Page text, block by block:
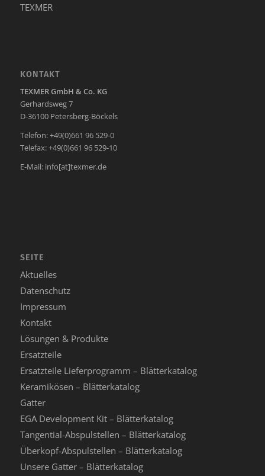
TEXMER
KONTAKT
TEXMER GmbH & Co. KG
Gerhardsweg 7
D-36100 Petersberg-Böckels
Telefon: +49(0)661 96 529-0
Telefax: +49(0)661 96 529-10
E-Mail: info[at]texmer.de
SEITE
Aktuelles
Datenschutz
Impressum
Kontakt
Lösungen & Produkte
Ersatzteile
Ersatzteile Lieferprogramm – Blätterkatalog
Keramikösen – Blätterkatalog
Gatter
EGA Development Kit – Blätterkatalog
Tangential-Abspulstellen – Blätterkatalog
Überkopf-Abspulstellen – Blätterkatalog
Unsere Gatter – Blätterkatalog